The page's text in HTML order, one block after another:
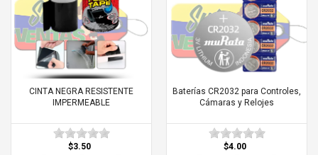
CINTA NEGRA RESISTENTE
IMPERMEABLE
$3.50
Baterías CR2032 para Controles,
Cámaras y Relojes
$4.00